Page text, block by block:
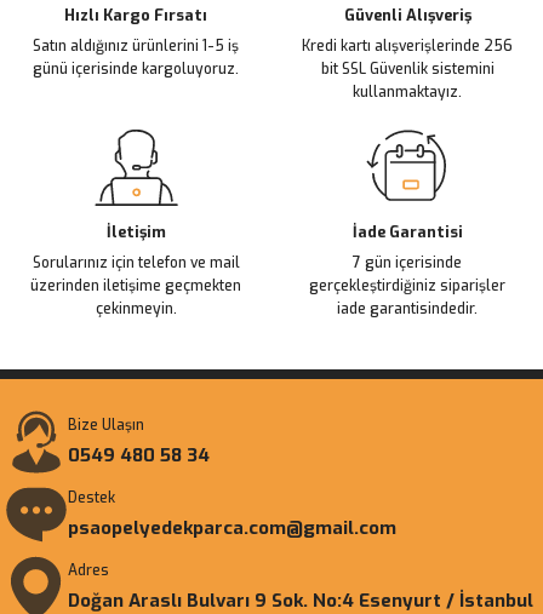
Ürün fiyatı diğer sitelerden daha pahalı.
Bu ürüne benzer farklı alternatifler olmalı.
Hızlı Kargo Fırsatı
Satın aldığınız ürünlerini 1-5 iş
günü içerisinde kargoluyoruz.
Güvenli Alışveriş
Kredi kartı alışverişlerinde 256
bit SSL Güvenlik sistemini
kullanmaktayız.
İletişim
Sorularınız için telefon ve mail
üzerinden iletişime geçmekten
çekinmeyin.
İade Garantisi
7 gün içerisinde
gerçekleştirdiğiniz siparişler
iade garantisindedir.
Bize Ulaşın
0549 480 58 34
Destek
psaopelyedekparca.com@gmail.com
Adres
Doğan Araslı Bulvarı 9 Sok. No:4 Esenyurt / İstanbul